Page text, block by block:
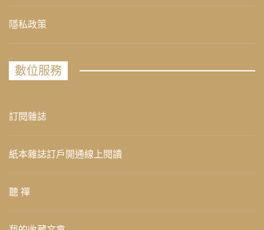
隱私政策
數位服務
訂閱雜誌
紙本雜誌訂戶開通線上閱讀
聽 禪